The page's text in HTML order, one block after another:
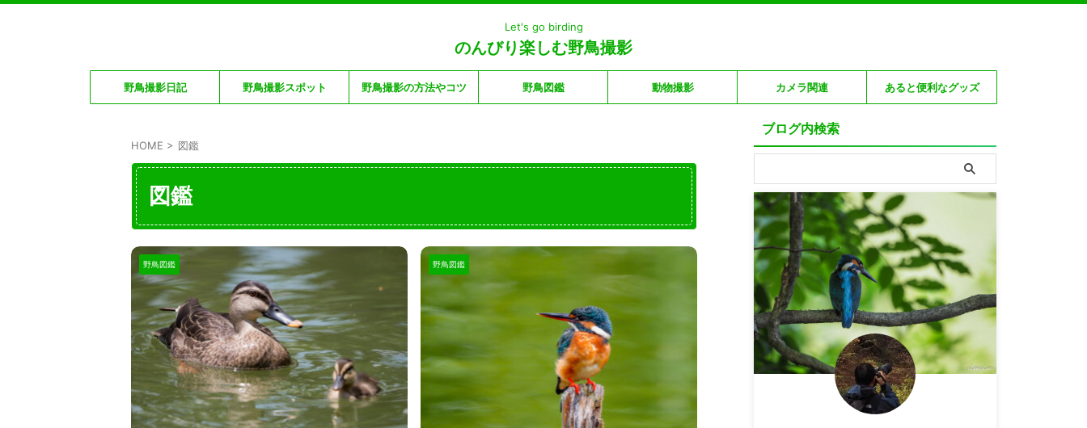
Let's go birding
のんびり楽しむ野鳥撮影
野鳥撮影日記 野鳥撮影スポット 野鳥撮影の方法やコツ 野鳥図鑑 動物撮影 カメラ関連 あると便利なグッズ
HOME > 図鑑
図鑑
野鳥図鑑 野鳥図鑑
ブログ内検索